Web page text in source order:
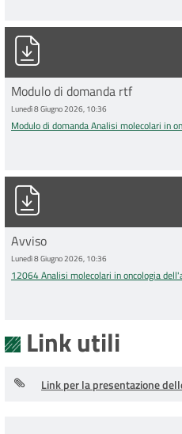
Modulo di domanda Analisi
Modulo di domanda rtf
Lunedì 8 Giugno 2026, 10:36
Modulo di domanda Analisi molecolari in
12064 Analisi molecolari in
Avviso
Lunedì 8 Giugno 2026, 10:36
12064 Analisi molecolari in oncologia
Link utili
Link per la presentazione